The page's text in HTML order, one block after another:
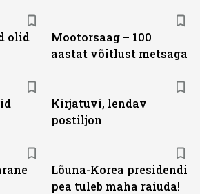
olid
Mootorsaag – 100
aastat võitlust metsaga
Kirjatuvi, lendav
postiljon
Lõuna-Korea presidendi
pea tuleb maha raiuda!